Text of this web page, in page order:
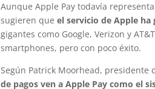
Aunque Apple Pay todavía
sugieren queel servicio de Apple
gigantes como Google, Verizon y
smartphones, pero con poco éxito.
Según Patrick Moorhead, presidente
de pagos ven a Apple Pay como el